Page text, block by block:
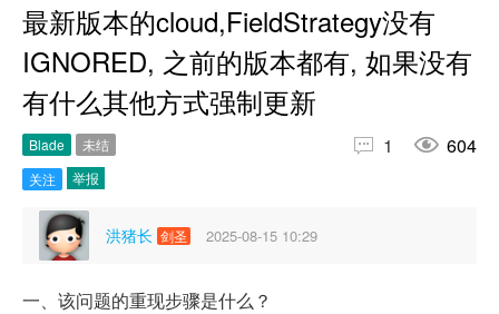
最新版本的cloud,FieldStrategy没有
IGNORED, 之前的版本都有, 如果没有
有什么其他方式强制更新
Blade
未结
关注
举报
 1  604
洪猪长 剑圣 2025-08-15 10:29
一、该问题的重现步骤是什么？